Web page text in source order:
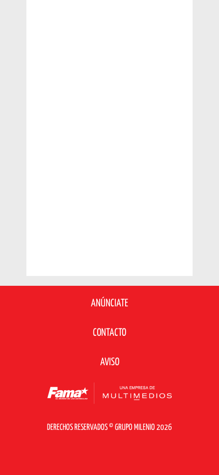
ANÚNCIATE
CONTACTO
AVISO
DERECHOS RESERVADOS © GRUPO MILENIO 2026